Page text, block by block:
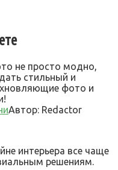
не просто модно,
стильный и
фото и
Автор: Redactor
интерьера все чаще
решениям.